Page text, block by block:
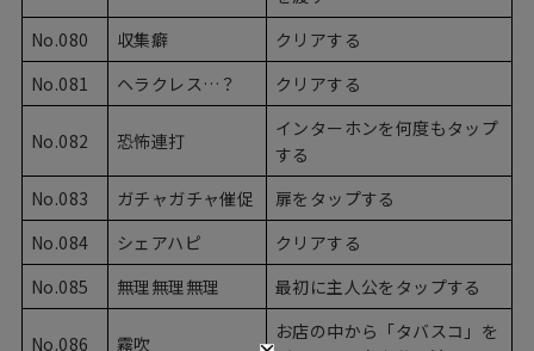
No.080
収集癖
クリアする
No.081
ヘラクレス…？ クリアする
No.082 恐怖連打
インターホンを何度もタップ
する
No.083
ガチャガチャ催促
扉をタップする
No.084
シェアハピ
クリアする
No.085
無理無理無理 最初に主人公をタップする
No.086 霧吹
お店の中から「タバスコ」を